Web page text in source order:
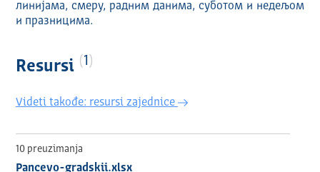
линијама, смеру, радним данима, суботом и недељом
и празницима.
Resursi 1
Videti takođe: resursi zajednice
10 preuzimanja
Pancevo-gradskii.xlsx